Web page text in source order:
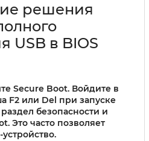
решения
USB в BIOS
Secure Boot. Войдите в
F2 или Del при запуске
безопасности и
Это часто позволяет